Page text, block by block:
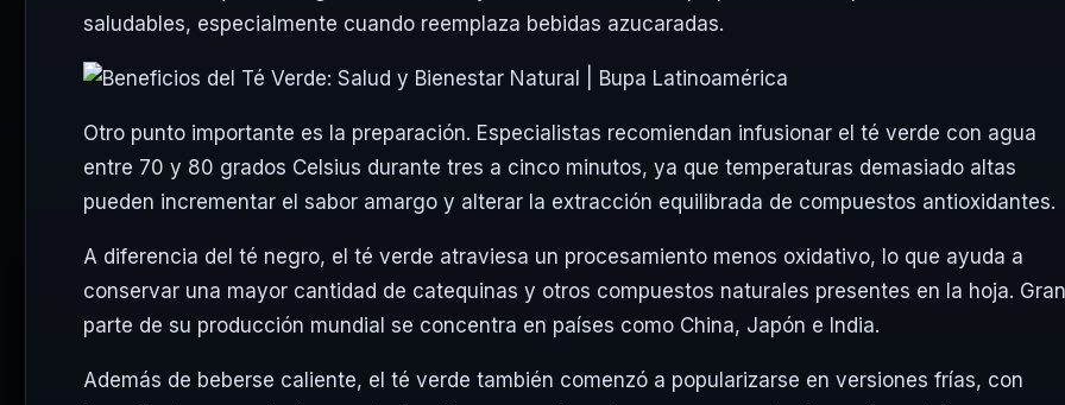
saludables, especialmente cuando reemplaza bebidas azucaradas.
Otro punto importante es la preparación. Especialistas recomiendan infusionar el té verde con agua
entre 70 y 80 grados Celsius durante tres a cinco minutos, ya que temperaturas demasiado altas
pueden incrementar el sabor amargo y alterar la extracción equilibrada de compuestos antioxidantes.
A diferencia del té negro, el té verde atraviesa un procesamiento menos oxidativo, lo que ayuda a
conservar una mayor cantidad de catequinas y otros compuestos naturales presentes en la hoja. Gran
parte de su producción mundial se concentra en países como China, Japón e India.
Además de beberse caliente, el té verde también comenzó a popularizarse en versiones frías, con